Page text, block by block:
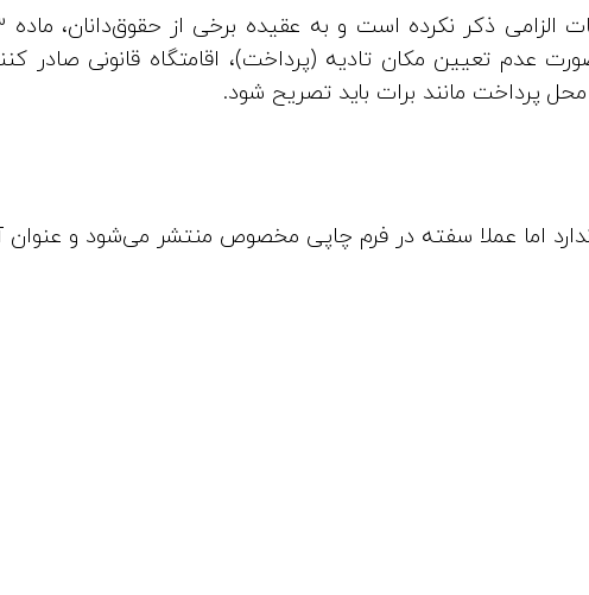
عدم تعیین مکان تادیه (پرداخت)، اقامتگاه قانونی صادر
پرداخت مانند برات باید تصریح شود.
اما عملا سفته در فرم چاپی مخصوص منتشر می‌شود و عنوان